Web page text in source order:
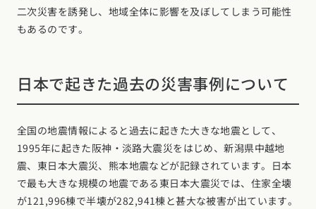
二次災害を誘発し、地域全体に影響を及ぼしてしまう可能性
もあるのです。
日本で起きた過去の災害事例について
全国の地震情報によると過去に起きた大きな地震として、
1995年に起きた阪神・淡路大震災をはじめ、新潟県中越地
震、東日本大震災、熊本地震などが記録されています。日本
で最も大きな規模の地震である東日本大震災では、住家全壊
が121,996棟で半壊が282,941棟と甚大な被害が出ています。